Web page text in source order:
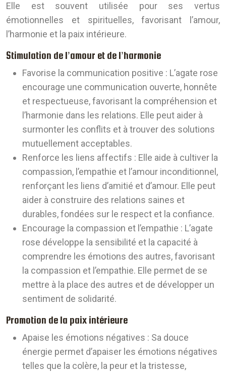
Elle est souvent utilisée pour ses vertus
émotionnelles et spirituelles, favorisant l’amour,
l’harmonie et la paix intérieure.
Stimulation de l’amour et de l’harmonie
Favorise la communication positive : L’agate rose
encourage une communication ouverte, honnête
et respectueuse, favorisant la compréhension et
l’harmonie dans les relations. Elle peut aider à
surmonter les conflits et à trouver des solutions
mutuellement acceptables.
Renforce les liens affectifs : Elle aide à cultiver la
compassion, l’empathie et l’amour inconditionnel,
renforçant les liens d’amitié et d’amour. Elle peut
aider à construire des relations saines et
durables, fondées sur le respect et la confiance.
Encourage la compassion et l’empathie : L’agate
rose développe la sensibilité et la capacité à
comprendre les émotions des autres, favorisant
la compassion et l’empathie. Elle permet de se
mettre à la place des autres et de développer un
sentiment de solidarité.
Promotion de la paix intérieure
Apaise les émotions négatives : Sa douce
énergie permet d’apaiser les émotions négatives
telles que la colère, la peur et la tristesse,